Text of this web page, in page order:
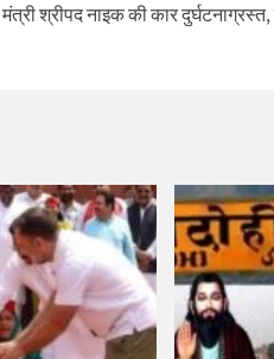
मंत्री श्रीपद नाइक की कार